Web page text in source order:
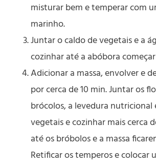
misturar bem e temperar com
marinho.
Juntar o caldo de vegetais e a
cozinhar até a abóbora
Adicionar a massa, envolver e
por cerca de 10 min. Juntar os
brócolos, a levedura nutricional
vegetais e cozinhar mais cerca
até os bróbolos e a massa
Retificar os temperos e colocar